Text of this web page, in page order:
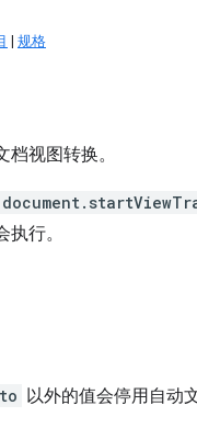
| 规格
视图转换。
行。
以外的值会停用自动